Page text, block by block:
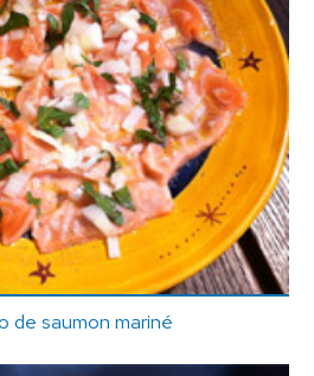
de saumon mariné